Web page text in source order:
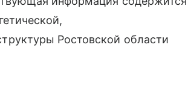
Ростовской области